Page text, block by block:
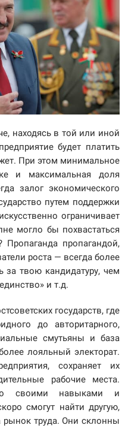
находясь в той или иной
будет платить
При этом минимальное
и максимальная доля
залог экономического
путем поддержки
ограничивает
могло бы похвастаться
пропагандой,
роста — всегда более
за твою кандидатуру, чем
и т.д.
государств, где
до авторитарного,
смутьяны и база
лояльный электорат.
сохраняет их
рабочие места.
своими навыками и
смогут найти другую,
рынок труда. Они склонны